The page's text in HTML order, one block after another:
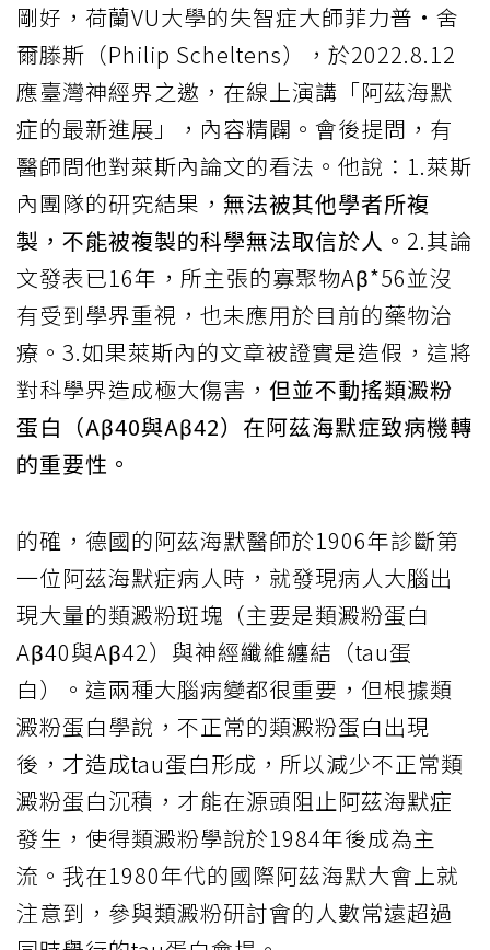
剛好，荷蘭VU大學的失智症大師菲力普·舍
爾滕斯（Philip Scheltens），於2022.8.12
應臺灣神經界之邀，在線上演講「阿茲海默
症的最新進展」，內容精闢。會後提問，有
醫師問他對萊斯內論文的看法。他說：1.萊斯
內團隊的研究結果， 無法被其他學者所複
製，不能被複製的科學無法取信於人。 2.其論
文發表已16年，所主張的寡聚物Aβ*56並沒
有受到學界重視，也未應用於目前的藥物治
療。3.如果萊斯內的文章被證實是造假，這將
對科學界造成極大傷害， 但並不動搖類澱粉
蛋白（Aβ40與Aβ42）在阿茲海默症致病機轉
的重要性。
的確，德國的阿茲海默醫師於1906年診斷第
一位阿茲海默症病人時，就發現病人大腦出
現大量的類澱粉斑塊（主要是類澱粉蛋白
Aβ40與Aβ42）與神經纖維纏結（tau蛋
白）。這兩種大腦病變都很重要，但根據類
澱粉蛋白學說，不正常的類澱粉蛋白出現
後，才造成tau蛋白形成，所以減少不正常類
澱粉蛋白沉積，才能在源頭阻止阿茲海默症
發生，使得類澱粉學說於1984年後成為主
流。我在1980年代的國際阿茲海默大會上就
注意到，參與類澱粉研討會的人數常遠超過